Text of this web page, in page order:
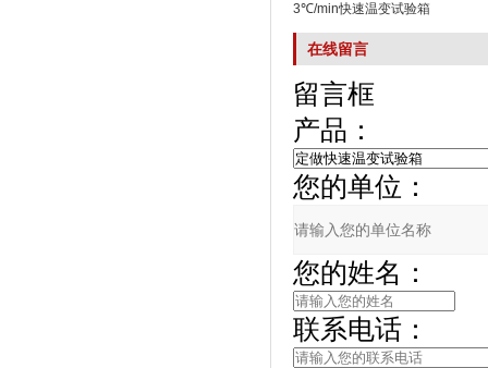
3℃/min快速温变试验箱
在线留言
留言框
产品：
您的单位：
您的姓名：
联系电话：